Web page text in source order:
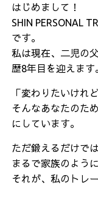
はじめまして！
SHIN PERSONAL
です。
私は現在、二児の
歴8年目を迎えます
「変わりたいけれ
そんなあなたのた
にしています。
ただ鍛えるだけでは
まるで家族のよう
それが、私のトレ